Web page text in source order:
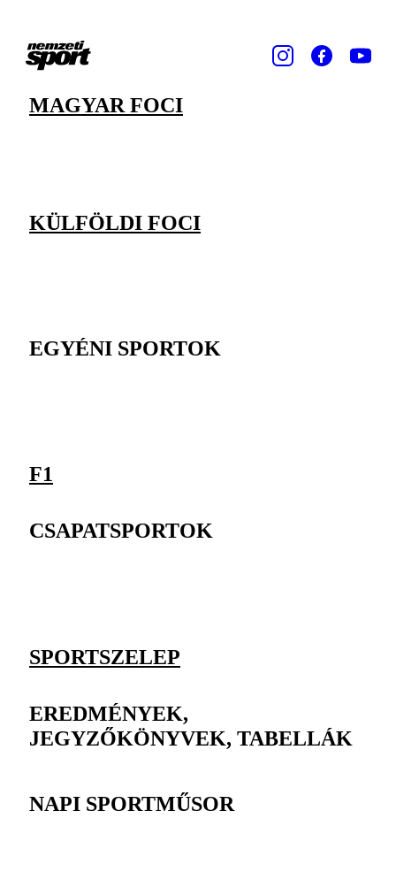
MAGYAR FOCI
KÜLFÖLDI FOCI
EGYÉNI SPORTOK
F1
CSAPATSPORTOK
SPORTSZELEP
EREDMÉNYEK,
JEGYZŐKÖNYVEK, TABELLÁK
NAPI SPORTMŰSOR